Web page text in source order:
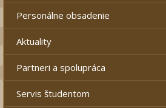
Personálne obsadenie
Aktuality
Partneri a spolupráca
Servis študentom